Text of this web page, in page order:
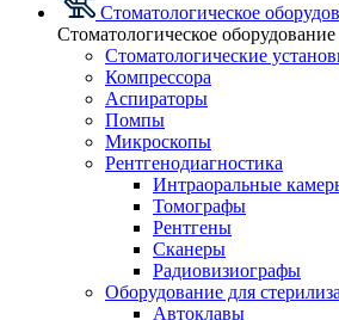
Стоматологическое
Стоматологическое оборудование
Стоматологические
Компрессора
Аспираторы
Помпы
Микроскопы
Рентгенодиагностика
Интраоральные
Томографы
Рентгены
Сканеры
Радиовизиографы
Оборудование для
Автоклавы